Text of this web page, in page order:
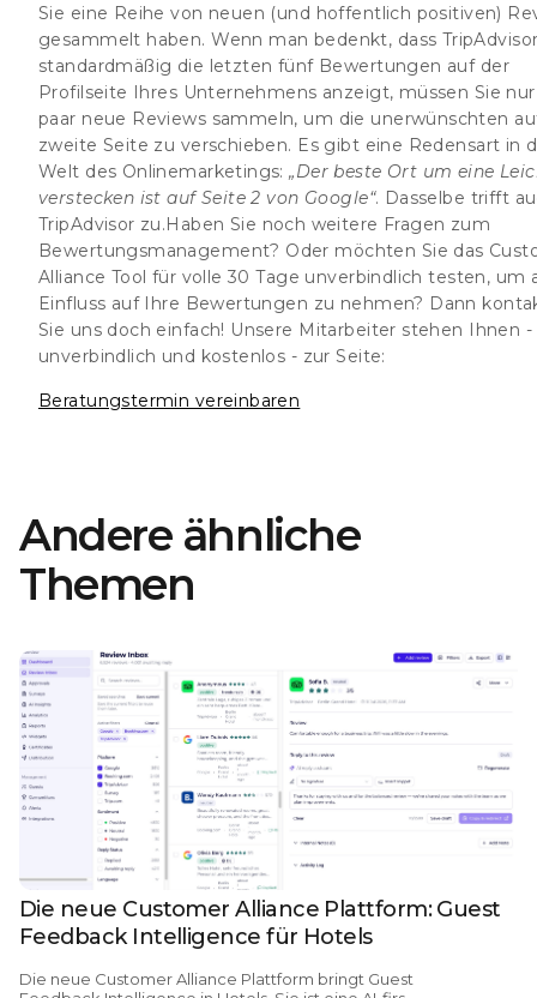
Sie eine Reihe von neuen (und hoffentlich positiven)
gesammelt haben. Wenn man bedenkt, dass
standardmäßig die letzten fünf Bewertungen auf der
Profilseite Ihres Unternehmens anzeigt, müssen Sie
paar neue Reviews sammeln, um die unerwünschten
zweite Seite zu verschieben. Es gibt eine Redensart in
Welt des Onlinemarketings:„Der beste Ort um eine
verstecken ist auf Seite 2 von Google“. Dasselbe trifft
TripAdvisor zu.Haben Sie noch weitere Fragen zum
Bewertungsmanagement? Oder möchten Sie das
Alliance Tool für volle 30 Tage unverbindlich testen, um
Einfluss auf Ihre Bewertungen zu nehmen? Dann
Sie uns doch einfach! Unsere Mitarbeiter stehen Ihnen -
unverbindlich und kostenlos - zur Seite:
Beratungstermin vereinbaren
Andere ähnliche
Themen
Die neue Customer Alliance Plattform: Guest
Feedback Intelligence für Hotels
Die neue Customer Alliance Plattform bringt Guest